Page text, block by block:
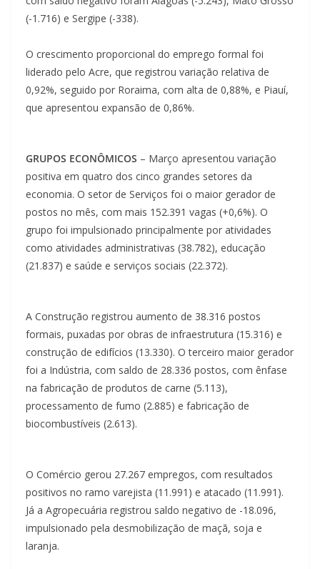
(-1.716) e Sergipe (-338).
O crescimento proporcional do emprego formal foi
liderado pelo Acre, que registrou variação relativa de
0,92%, seguido por Roraima, com alta de 0,88%, e Piauí,
que apresentou expansão de 0,86%.
GRUPOS ECONÔMICOS – Março apresentou variação
positiva em quatro dos cinco grandes setores da
economia. O setor de Serviços foi o maior gerador de
postos no mês, com mais 152.391 vagas (+0,6%). O
grupo foi impulsionado principalmente por atividades
como atividades administrativas (38.782), educação
(21.837) e saúde e serviços sociais (22.372).
A Construção registrou aumento de 38.316 postos
formais, puxadas por obras de infraestrutura (15.316) e
construção de edifícios (13.330). O terceiro maior gerador
foi a Indústria, com saldo de 28.336 postos, com ênfase
na fabricação de produtos de carne (5.113),
processamento de fumo (2.885) e fabricação de
biocombustíveis (2.613).
O Comércio gerou 27.267 empregos, com resultados
positivos no ramo varejista (11.991) e atacado (11.991).
Já a Agropecuária registrou saldo negativo de -18.096,
impulsionado pela desmobilização de maçã, soja e
laranja.